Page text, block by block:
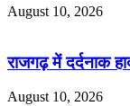
August 10, 2026
राजगढ़ में दर्दनाक
August 10, 2026